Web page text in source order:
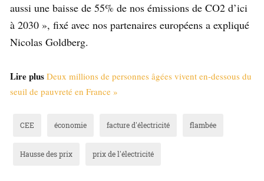
aussi une baisse de 55% de nos émissions de CO2 d’ici
à 2030 », fixé avec nos partenaires européens a expliqué
Nicolas Goldberg.
Lire plus Deux millions de personnes âgées vivent en-dessous du
seuil de pauvreté en France »
CEE économie facture d'électricité flambée
Hausse des prix prix de l'électricité